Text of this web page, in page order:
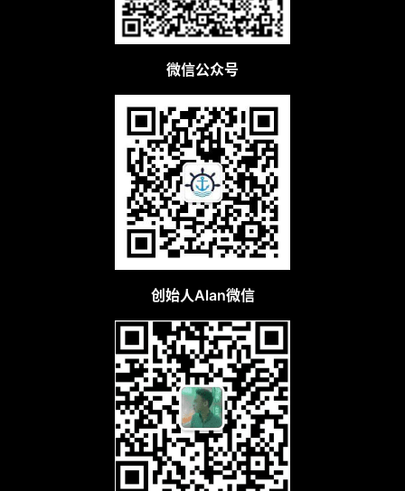
微信公众号
创始人Alan微信